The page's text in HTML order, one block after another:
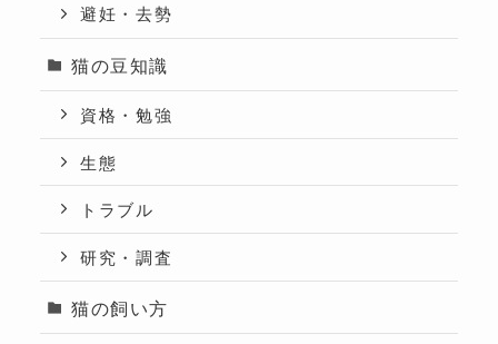
避妊・去勢
猫の豆知識
資格・勉強
生態
トラブル
研究・調査
猫の飼い方